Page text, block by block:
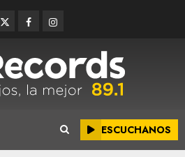
TwitterFacebookInstagram
ESCUCHANOS